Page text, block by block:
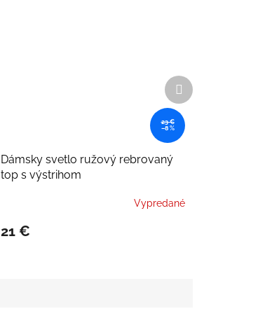
23 €
–8 %
Dámsky svetlo ružový rebrovaný
top s výstrihom
Vypredané
21 €
Ďalší
produkt